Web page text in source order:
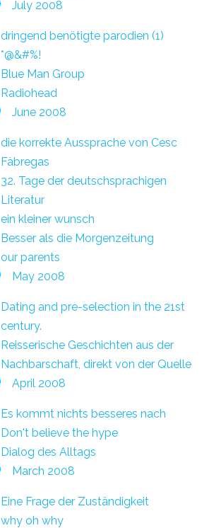
July 2008
dringend benötigte parodien (1)
*@&#%!
Blue Man Group
Radiohead
June 2008
die korrekte Aussprache von Cesc
Fàbregas
32. Tage der deutschsprachigen
Literatur
ein kleiner wunsch
Besser als die Morgenzeitung
our parents
May 2008
Dating and pre-selection in the 21st
century.
Reisserische Geschichten aus der
Nachbarschaft, direkt von der Quelle
April 2008
Es kommt nichts besseres nach
Don't believe the hype
Dialog des Alltags
March 2008
Eine Frage der Zuständigkeit
why oh why